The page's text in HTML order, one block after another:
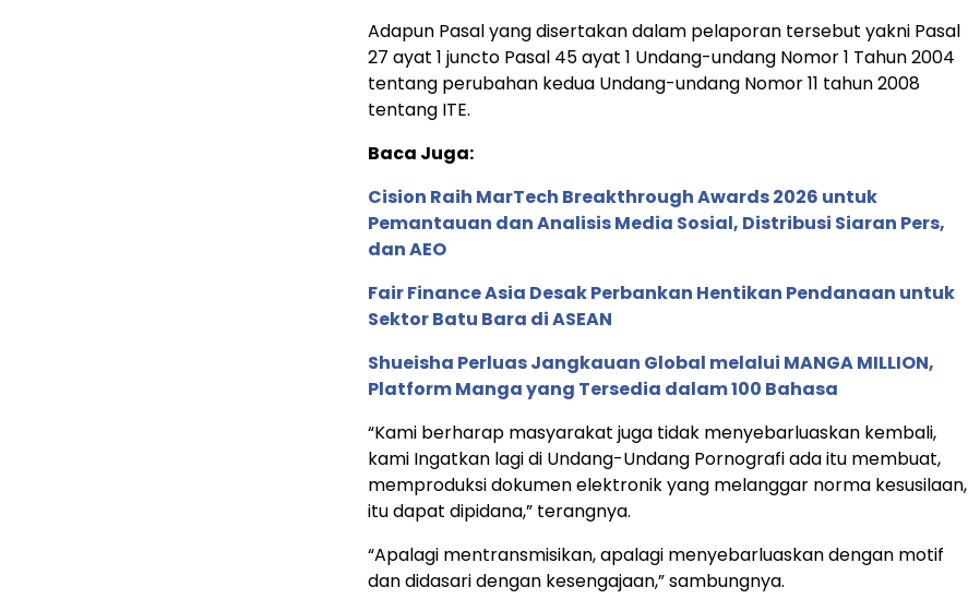
Adapun Pasal yang disertakan dalam pelaporan tersebut yakni Pasal
27 ayat 1 juncto Pasal 45 ayat 1 Undang-undang Nomor 1 Tahun 2004
tentang perubahan kedua Undang-undang Nomor 11 tahun 2008
tentang ITE.
Baca Juga:
Cision Raih MarTech Breakthrough Awards 2026 untuk
Pemantauan dan Analisis Media Sosial, Distribusi Siaran Pers,
dan AEO
Fair Finance Asia Desak Perbankan Hentikan Pendanaan untuk
Sektor Batu Bara di ASEAN
Shueisha Perluas Jangkauan Global melalui MANGA MILLION,
Platform Manga yang Tersedia dalam 100 Bahasa
“Kami berharap masyarakat juga tidak menyebarluaskan kembali,
kami Ingatkan lagi di Undang-Undang Pornografi ada itu membuat,
memproduksi dokumen elektronik yang melanggar norma kesusilaan,
itu dapat dipidana,” terangnya.
“Apalagi mentransmisikan, apalagi menyebarluaskan dengan motif
dan didasari dengan kesengajaan,” sambungnya.